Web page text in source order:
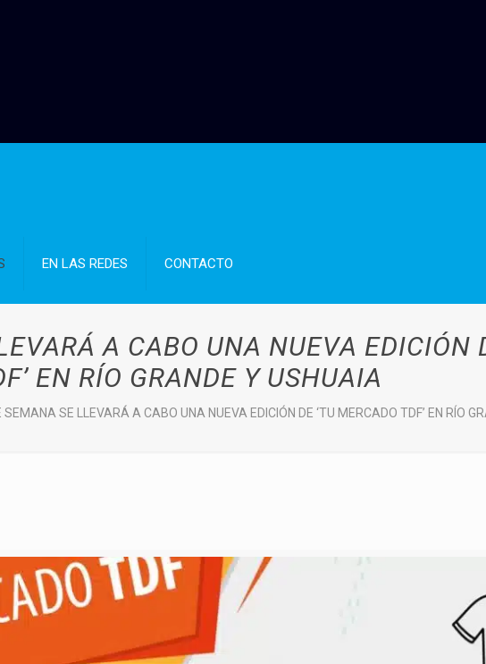
EN LAS REDES CONTACTO
A CABO UNA NUEVA EDICIÓN
EN RÍO GRANDE Y USHUAIA
SEMANA SE LLEVARÁ A CABO UNA NUEVA EDICIÓN DE ‘TU MERCADO TDF’ EN RÍO